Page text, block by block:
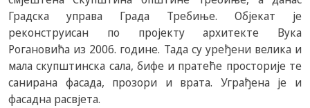
Градска управа Града Требиње. Објекат је
реконструисан по пројекту архитекте Вука
Рогановића из 2006. године. Тада су уређени велика и
мала скупштинска сала, бифе и пратеће просторије те
санирана фасада, прозори и врата. Уграђена је и
фасадна расвјета.